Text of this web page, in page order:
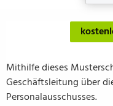
Mithilfe dieses
Geschäftsleitung über
Personalausschusses.